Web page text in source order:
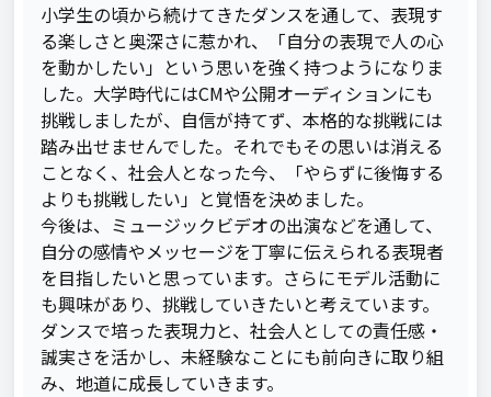
小学生の頃から続けてきたダンスを通して、表現す
る楽しさと奥深さに惹かれ、「自分の表現で人の心
を動かしたい」という思いを強く持つようになりま
した。大学時代にはCMや公開オーディションにも
挑戦しましたが、自信が持てず、本格的な挑戦には
踏み出せませんでした。それでもその思いは消える
ことなく、社会人となった今、「やらずに後悔する
よりも挑戦したい」と覚悟を決めました。
今後は、ミュージックビデオの出演などを通して、
自分の感情やメッセージを丁寧に伝えられる表現者
を目指したいと思っています。さらにモデル活動に
も興味があり、挑戦していきたいと考えています。
ダンスで培った表現力と、社会人としての責任感・
誠実さを活かし、未経験なことにも前向きに取り組
み、地道に成長していきます。